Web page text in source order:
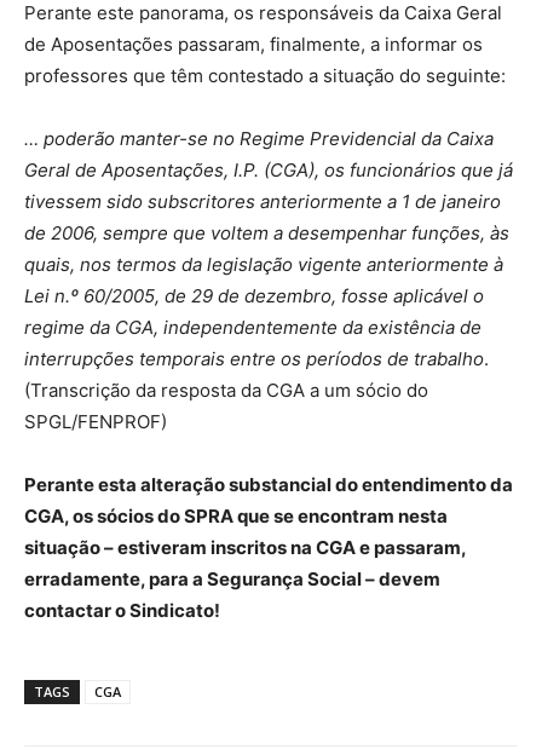
Perante este panorama, os responsáveis da Caixa Geral
de Aposentações passaram, finalmente, a informar os
professores que têm contestado a situação do seguinte:
… poderão manter-se no Regime Previdencial da Caixa
Geral de Aposentações, I.P. (CGA), os funcionários que já
tivessem sido subscritores anteriormente a 1 de janeiro
de 2006, sempre que voltem a desempenhar funções, às
quais, nos termos da legislação vigente anteriormente à
Lei n.º 60/2005, de 29 de dezembro, fosse aplicável o
regime da CGA, independentemente da existência de
interrupções temporais entre os períodos de trabalho.
(Transcrição da resposta da CGA a um sócio do
SPGL/FENPROF)
Perante esta alteração substancial do entendimento da
CGA, os sócios do SPRA que se encontram nesta
situação – estiveram inscritos na CGA e passaram,
erradamente, para a Segurança Social – devem
contactar o Sindicato!
TAGS CGA